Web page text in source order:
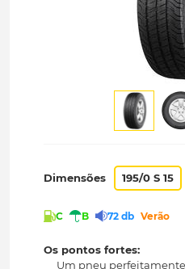
Dimensões 195/0 S 15
C B 72 db Verão
Os pontos fortes:
Um pneu